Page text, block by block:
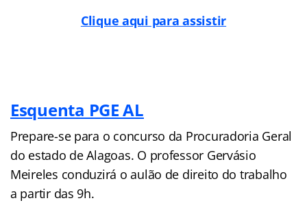
Clique aqui para assistir
Esquenta PGE AL
Prepare-se para o concurso da Procuradoria Geral
do estado de Alagoas. O professor Gervásio
Meireles conduzirá o aulão de direito do trabalho
a partir das 9h.